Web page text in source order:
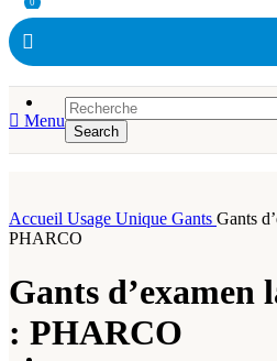
Menu
Search
Accueil Usage Unique Gants Gants
PHARCO
Gants d’examen
: PHARCO
0